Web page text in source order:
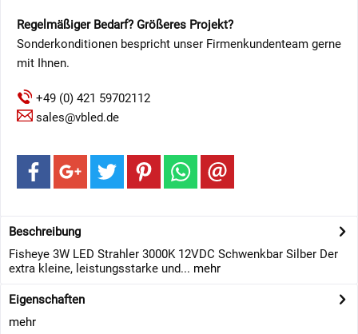
Regelmäßiger Bedarf? Größeres Projekt?
Sonderkonditionen bespricht unser Firmenkundenteam gerne
mit Ihnen.
+49 (0) 421 59702112
sales@vbled.de
Beschreibung
Fisheye 3W LED Strahler 3000K 12VDC Schwenkbar Silber Der
extra kleine, leistungsstarke und... mehr
Eigenschaften
mehr